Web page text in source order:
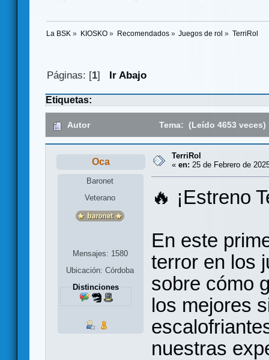
La BSK » KIOSKO» Recomendados» Juegos de rol » TerriRol
Páginas: [1] Ir Abajo
Etiquetas:
Autor Tema: (Leído 4653 veces)
Oca
Baronet
Veterano
Mensajes: 1580
Ubicación: Córdoba
Distinciones
TerriRol
« en: 25 de Febrero de
🔥 ¡Estreno
En este
terror en los
sobre cómo
los mejores
nuestras